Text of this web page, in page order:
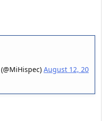
August 12, 20